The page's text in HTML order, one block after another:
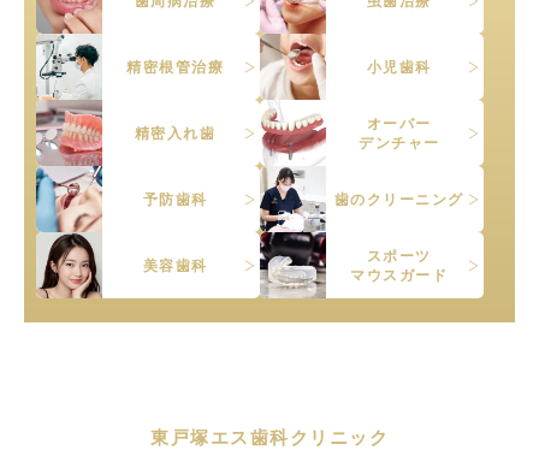
精密根管治療 小児歯科
精密入れ歯
オーバー
デンチャー
予防歯科 歯のクリーニング
美容歯科
スポーツ
マウスガード
東戸塚エス歯科クリニック